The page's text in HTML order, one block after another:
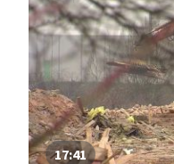
za výstavbou
sledují, jaké vlivy
dálnice D8 může
mohou rozhodnutí
dálnic přinést.
17:41